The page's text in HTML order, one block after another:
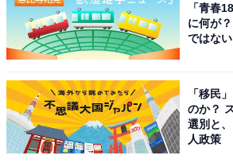
を見てみたいですね。
「青春
に何が
ではな
「移民
のか？
選別と
人政策